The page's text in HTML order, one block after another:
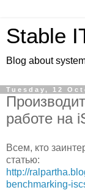
Stable
Blog about
Tuesday, 12
работе на
Всем, кто
статью:
http://
benchmarking-